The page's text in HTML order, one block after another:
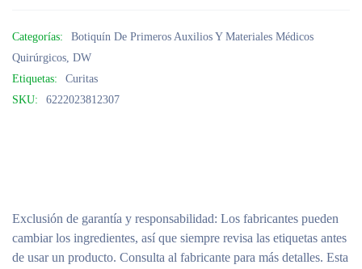
Categorías:
Botiquín De Primeros Auxilios Y Materiales Médicos
Quirúrgicos, DW
Etiquetas:
Curitas
SKU:
6222023812307
Exclusión de garantía y responsabilidad: Los fabricantes pueden
cambiar los ingredientes, así que siempre revisa las etiquetas antes
de usar un producto. Consulta al fabricante para más detalles. Esta